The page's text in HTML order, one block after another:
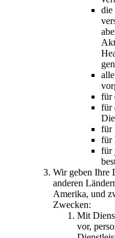
die
für
für
für
für
für
Wir geben Ihre
anderen
Amerika, und
Zwecken:
Mit
vor,